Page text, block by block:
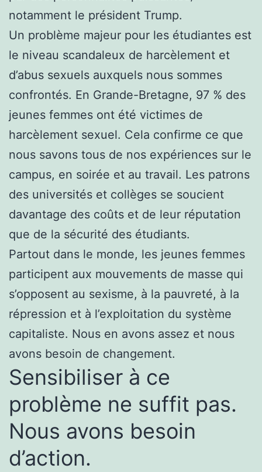
notamment le président Trump.
Un problème majeur pour les étudiantes est
le niveau scandaleux de harcèlement et
d’abus sexuels auxquels nous sommes
confrontés. En Grande-Bretagne, 97 % des
jeunes femmes ont été victimes de
harcèlement sexuel. Cela confirme ce que
nous savons tous de nos expériences sur le
campus, en soirée et au travail. Les patrons
des universités et collèges se soucient
davantage des coûts et de leur réputation
que de la sécurité des étudiants.
Partout dans le monde, les jeunes femmes
participent aux mouvements de masse qui
s’opposent au sexisme, à la pauvreté, à la
répression et à l’exploitation du système
capitaliste. Nous en avons assez et nous
avons besoin de changement.
Sensibiliser à ce
problème ne suffit pas.
Nous avons besoin
d’action.